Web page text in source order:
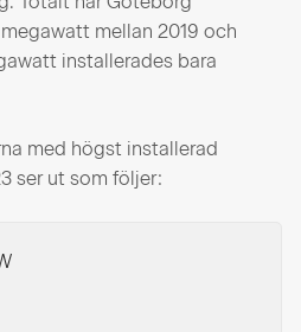
mellan 2019 och
installerades bara
med högst installerad
ser ut som följer: